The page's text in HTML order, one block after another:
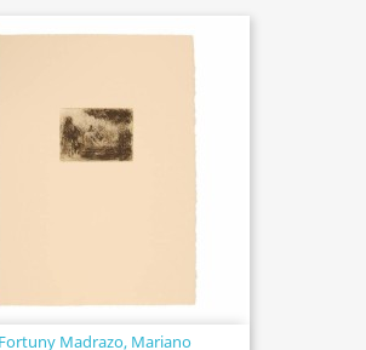
Fortuny Madrazo, Mariano